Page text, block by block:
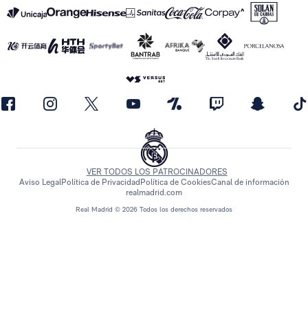
Real Madrid © 2026 Todos los derechos reservados
VER TODOS LOS PATROCINADORES
Aviso LegalPolítica de Privacidad Política de CookiesCanal de información
realmadrid.com